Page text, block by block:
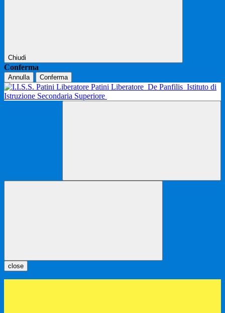
Chiudi
Conferma
Annulla Conferma
Patini Liberatore De Panfilis Istituto di
Istruzione Secondaria Superiore
close